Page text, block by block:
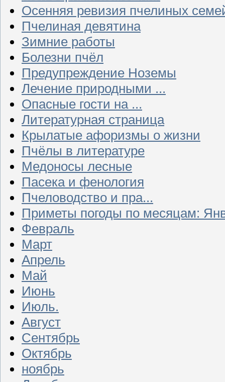
Осенняя ревизия пчелиных
Пчелиная девятина
Зимние работы
Болезни пчёл
Предупреждение Ноземы
Лечение природными ...
Опасные гости на ...
Литературная страница
Крылатые афоризмы о жизни
Пчёлы в литературе
Медоносы лесные
Пасека и фенология
Пчеловодство и пра...
Приметы погоды по месяцам:
Февраль
Март
Апрель
Май
Июнь
Июль.
Август
Сентябрь
Октябрь
ноябрь